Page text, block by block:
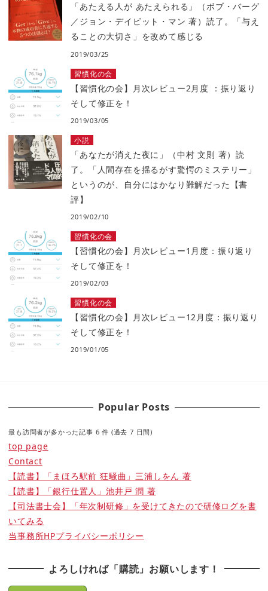
「あたえる人が あたえられる」（ボブ・バーグ
／ジョン・デイビット・マン 著）読了。「与え
ることの大切さ」を改めて感じる
2019/03/25
習慣化の会
【習慣化の会】月次レビュー2月度 ：振り返り
そして修正を！
2019/03/05
小説
「あなたが消えた夜に」（中村 文則 著）読
了。「人間存在を揺るがす驚愕のミステリー」
というのが、自分にはかなり難解だった【書
評】
2019/02/10
習慣化の会
【習慣化の会】月次レビュー1月度：振り返り
そして修正を！
2019/02/03
習慣化の会
【習慣化の会】月次レビュー12月度：振り返り
そして修正を！
2019/01/05
Popular Posts
最も訪問者が多かった記事 6 件 (過去 7 日間)
top page
Contact
【読書】「まほろ駅前 狂騒曲」三浦しをん 著
【読書】「銀行仕置人」池井戸 潤 著
【司法書士会】「年次制研修」を受けてきたので研修ログを書
いてみる
当事務所HPプライバシーポリシー
よろしければ「購読」お願いします！